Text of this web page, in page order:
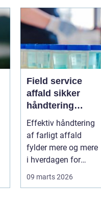
we...
Field service
affald sikker
håndtering
direkte hos
virksomheden
Effektiv håndtering
af farligt affald
fylder mere og mere
i hverdagen for
09 marts 2026